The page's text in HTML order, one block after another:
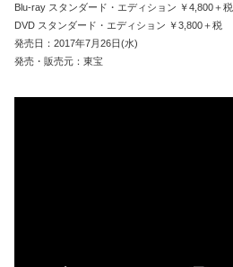
Blu-ray スタンダード・エディション ￥4,800＋税
DVD スタンダード・エディション ￥3,800＋税
発売日：2017年7月26日(水)
発売・販売元：東宝